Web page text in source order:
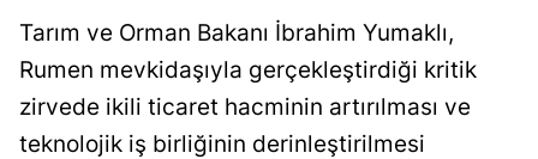
Tarım ve Orman Bakanı İbrahim Yumaklı,
Rumen mevkidaşıyla gerçekleştirdiği kritik
zirvede ikili ticaret hacminin artırılması ve
teknolojik iş birliğinin derinleştirilmesi